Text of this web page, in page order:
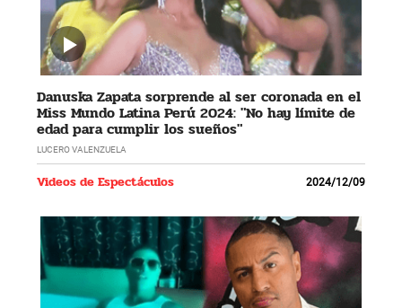
Danuska Zapata sorprende al ser coronada en el
Miss Mundo Latina Perú 2024: "No hay límite de
edad para cumplir los sueños"
LUCERO VALENZUELA
Videos de Espectáculos 2024/12/09